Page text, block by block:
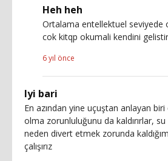
Heh heh
Ortalama entellektuel seviyede
cok kitqp okumali kendini
6 yıl önce
Iyi bari
En azından yine uçuştan anlayan
olma zorunluluğunu da kaldırırlar,
neden divert etmek zorunda
çalışırız